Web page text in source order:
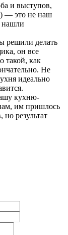
и выступов,
— это не наш
нашли
решили делать
он все
такой, как
Не
идеально
кухню-
им пришлось
результат